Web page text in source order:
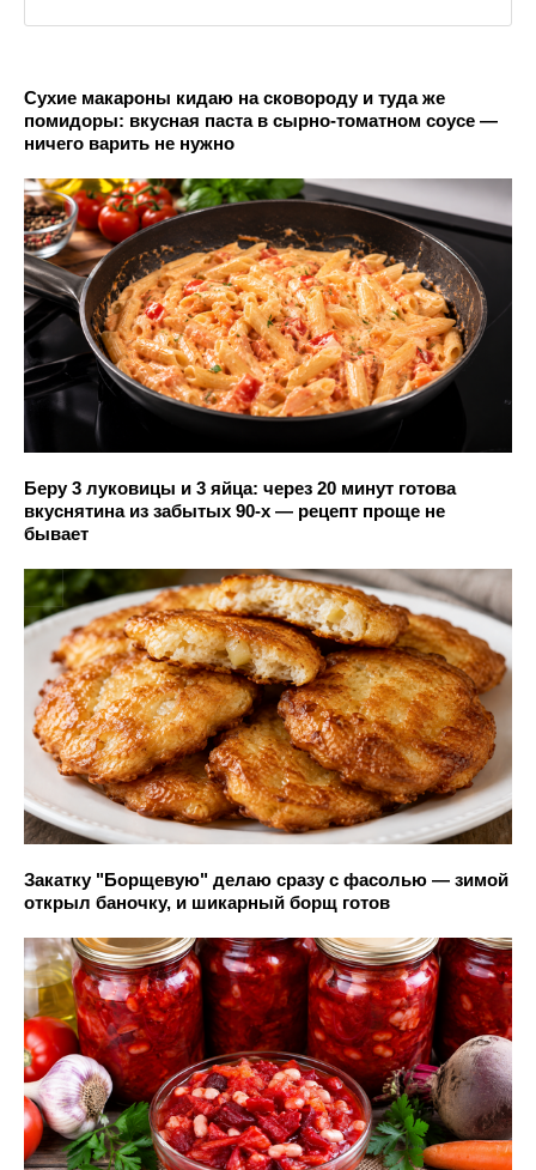
Сухие макароны кидаю на сковороду и туда же
помидоры: вкусная паста в сырно-томатном соусе —
ничего варить не нужно
Беру 3 луковицы и 3 яйца: через 20 минут готова
вкуснятина из забытых 90-х — рецепт проще не
бывает
Закатку "Борщевую" делаю сразу с фасолью — зимой
открыл баночку, и шикарный борщ готов